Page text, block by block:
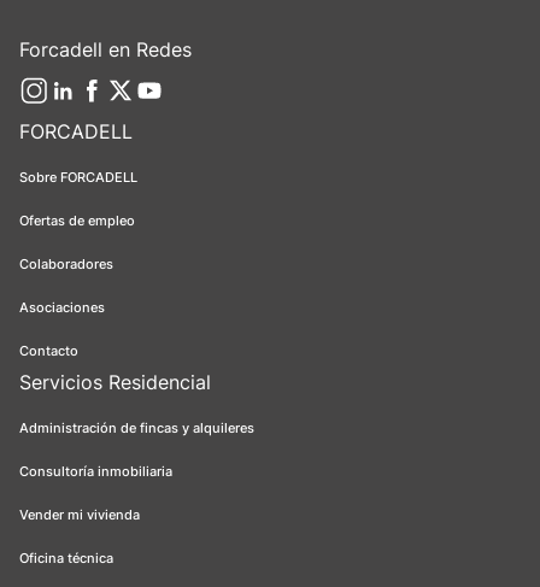
FORCADELL
Sobre FORCADELL
Ofertas de empleo
Colaboradores
Asociaciones
Contacto
Servicios Residencial
Administración de fincas y alquileres
Consultoría inmobiliaria
Vender mi vivienda
Oficina técnica
Forcadell en Redes